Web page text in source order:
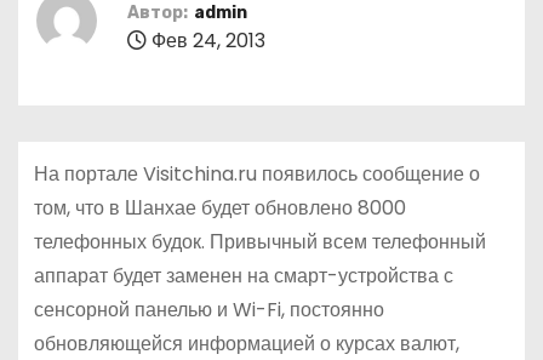
Автор: admin
Фев 24, 2013
На портале Visitchina.ru появилось сообщение о
том, что в Шанхае будет обновлено 8000
телефонных будок. Привычный всем телефонный
аппарат будет заменен на смарт-устройства с
сенсорной панелью и Wi-Fi, постоянно
обновляющейся информацией о курсах валют,